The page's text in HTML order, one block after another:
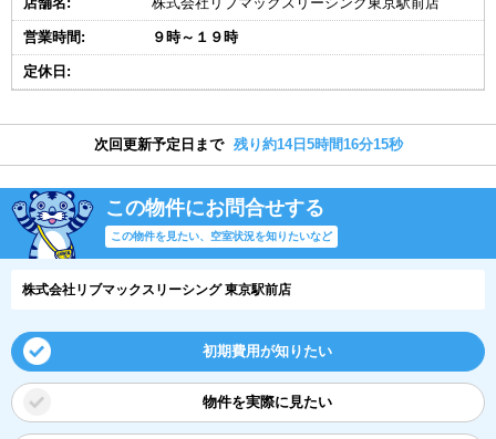
営業時間: ９時～１９時
定休日:
次回更新予定日まで 残り約14日5時間16分15秒
この物件にお問合せする
この物件を見たい、空室状況を知りたいなど
株式会社リブマックスリーシング 東京駅前店
初期費用が知りたい
物件を実際に見たい